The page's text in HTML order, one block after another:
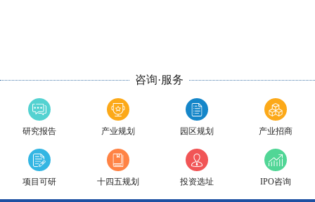
咨询·服务
研究报告 产业规划 园区规划 产业招商
项目可研 十四五规划 投资选址 IPO咨询